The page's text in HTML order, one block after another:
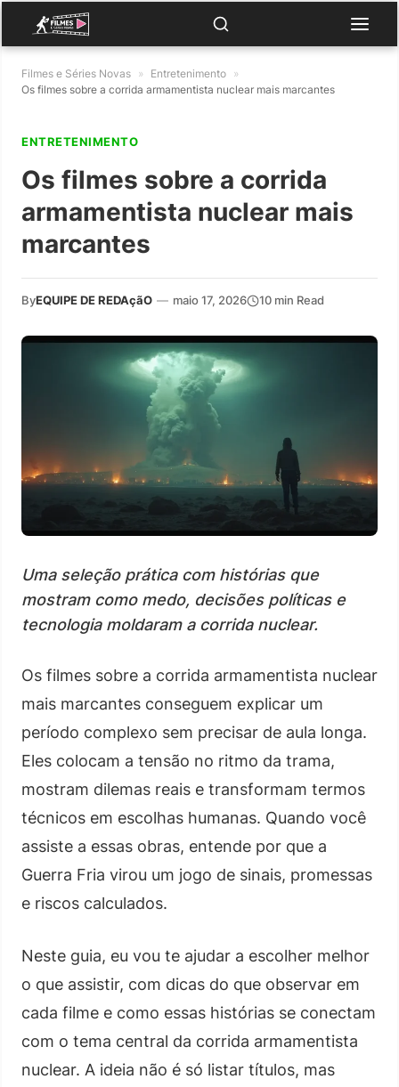
Filmes e Séries Novas » Entretenimento »
Os filmes sobre a corrida armamentista nuclear mais marcantes
ENTRETENIMENTO
Os filmes sobre a corrida
armamentista nuclear mais
marcantes
ByEQUIPE DE REDAçãO — maio 17, 2026 10 min Read
Uma seleção prática com histórias que
mostram como medo, decisões políticas e
tecnologia moldaram a corrida nuclear.
Os filmes sobre a corrida armamentista nuclear
mais marcantes conseguem explicar um
período complexo sem precisar de aula longa.
Eles colocam a tensão no ritmo da trama,
mostram dilemas reais e transformam termos
técnicos em escolhas humanas. Quando você
assiste a essas obras, entende por que a
Guerra Fria virou um jogo de sinais, promessas
e riscos calculados.
Neste guia, eu vou te ajudar a escolher melhor
o que assistir, com dicas do que observar em
cada filme e como essas histórias se conectam
com o tema central da corrida armamentista
nuclear. A ideia não é só listar títulos, mas